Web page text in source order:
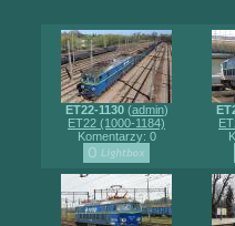
ET22-1130(admin)
ET22 (1000-1184)
Komentarzy: 0